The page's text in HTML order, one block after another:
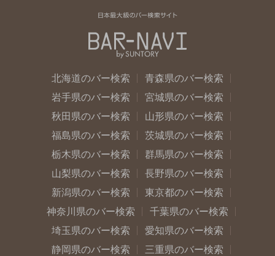
北海道のバー検索
青森県のバー検索
岩手県のバー検索
宮城県のバー検索
秋田県のバー検索
山形県のバー検索
福島県のバー検索
茨城県のバー検索
栃木県のバー検索
群馬県のバー検索
山梨県のバー検索
長野県のバー検索
新潟県のバー検索
東京都のバー検索
神奈川県のバー検索
千葉県のバー検索
埼玉県のバー検索
愛知県のバー検索
静岡県のバー検索
三重県のバー検索